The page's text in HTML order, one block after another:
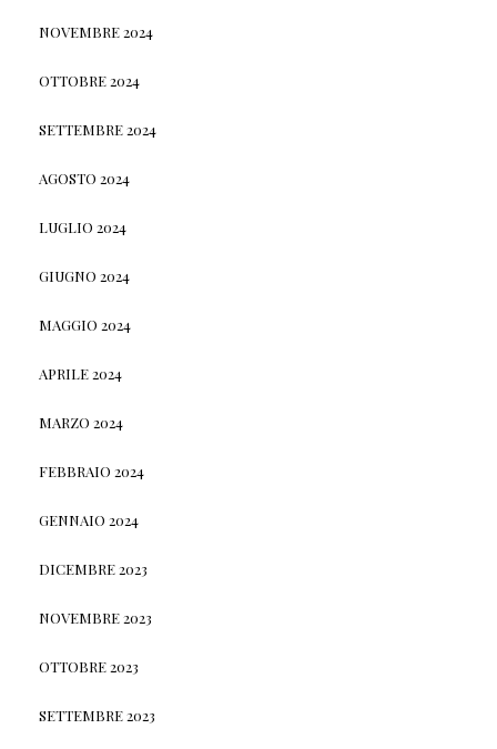
NOVEMBRE 2024
OTTOBRE 2024
SETTEMBRE 2024
AGOSTO 2024
LUGLIO 2024
GIUGNO 2024
MAGGIO 2024
APRILE 2024
MARZO 2024
FEBBRAIO 2024
GENNAIO 2024
DICEMBRE 2023
NOVEMBRE 2023
OTTOBRE 2023
SETTEMBRE 2023